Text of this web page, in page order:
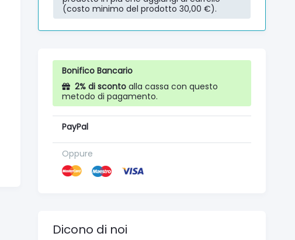
(costo minimo del prodotto 30,00 €).
Bonifico Bancario
2% di sconto alla cassa con questo
metodo di pagamento.
PayPal
Oppure
Dicono di noi